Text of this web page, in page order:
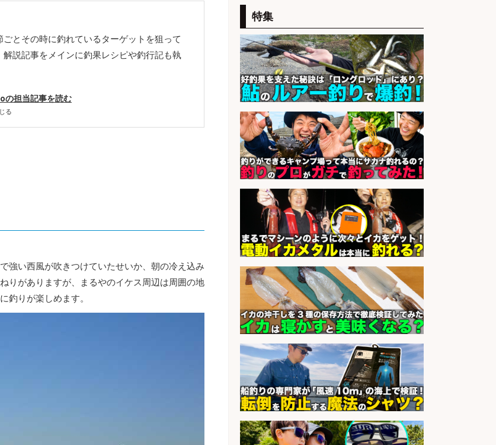
とその時に釣れているターゲットを狙って
説記事をメインに釣果レシピや釣行記も執
担当記事を読む
る
強い西風が吹きつけていたせいか、朝の冷え込み
りがありますが、まるやのイケス周辺は周囲の地
釣りが楽しめます。
スーパーでお魚をパックに詰める鮮
魚担当スタッフ/未経験OK/週払い
OK/ブランクOK/富山市
会社名 株式会社ウォーライト
sponsored by 求人ボックス
械設計/NX/44万～
会社名
パーソル エクセル HRパートナ
ーズ株式会社
sponsored by 求人ボックス
水産加工/車通勤OK/包丁で魚を捌け
る方/長野市
会社名
株式会社テクノ・サービス 働く
ナビ
鮮魚加工作業/車通勤OK/魚の調理実
務経験をお持ちの方/江別市
会社名
株式会社テクノ・サービス 働く
sponsored by 求人ボックス
魚の加工製造/未経験OK/資格不問・
未経験OK/長崎市
会社名
株式会社テクノ・サービス 働く
ナビ
特集